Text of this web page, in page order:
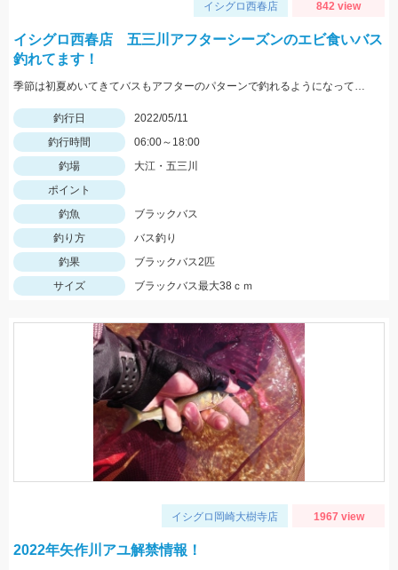
イシグロ西春店 842 view
イシグロ西春店 五三川アフターシーズンのエビ食いバス
釣れてます！
季節は初夏めいてきてバスもアフターのパターンで釣れるようになってきました！この時期の鉄板はエビパターン！ヤマセンコ―や沈み蟲、MPSのノーシンカーが効果バツグンですよ！
釣行日
2022/05/11
釣行時間
06:00～18:00
釣場
大江・五三川
ポイント
釣魚
ブラックバス
釣り方
バス釣り
釣果
ブラックバス2匹
サイズ
ブラックバス最大38ｃｍ
イシグロ岡崎大樹寺店 1967 view
2022年矢作川アユ解禁情報！